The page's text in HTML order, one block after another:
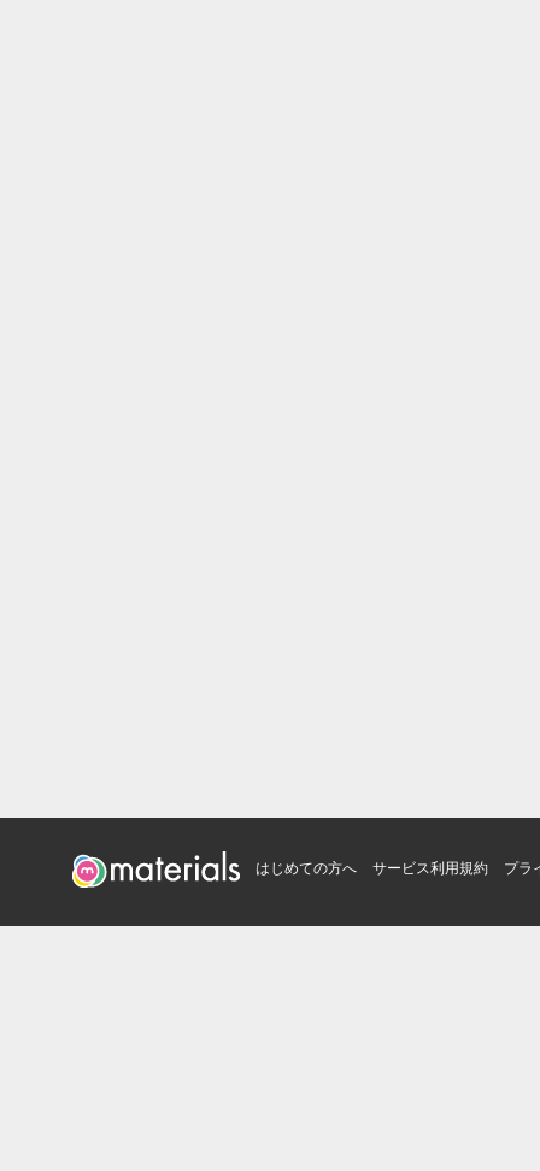
はじめての方へ サービス利用規約 プラ